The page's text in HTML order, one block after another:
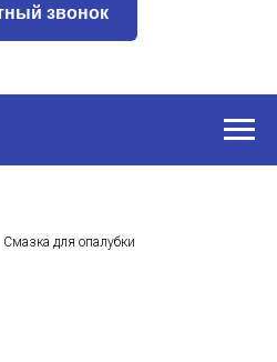
Смазка для опалубки